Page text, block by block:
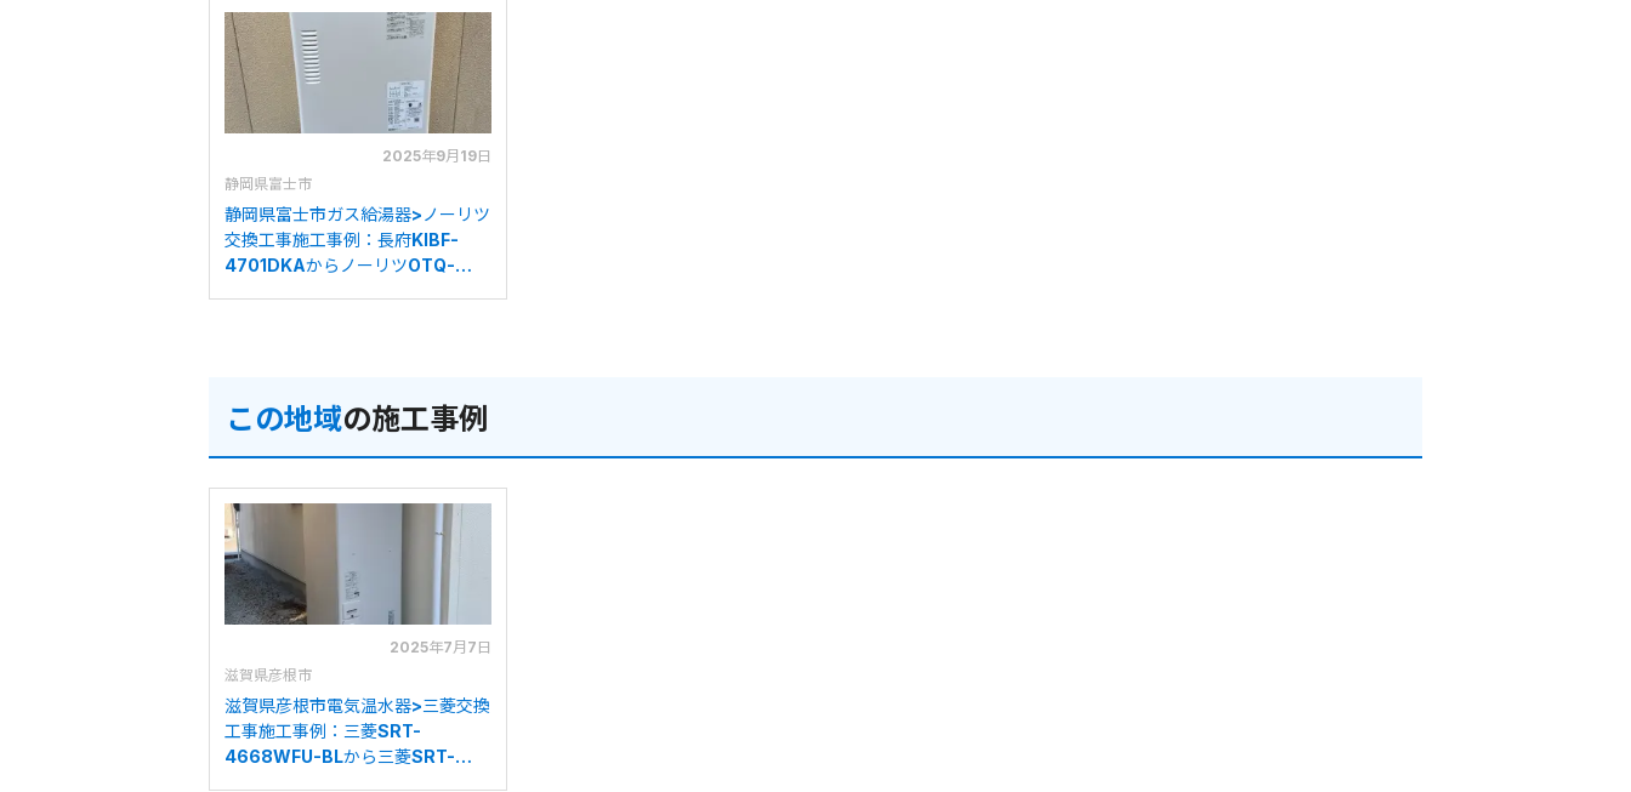
2025年9月19日
静岡県富士市
静岡県富士市ガス給湯器>ノーリツ
交換工事施工事例：長府KIBF-
4701DKAからノーリツOTQ-
この地域の施工事例
2025年7月7日
滋賀県彦根市
滋賀県彦根市電気温水器>三菱交換
工事施工事例：三菱SRT-
4668WFU-BLから三菱SRT-